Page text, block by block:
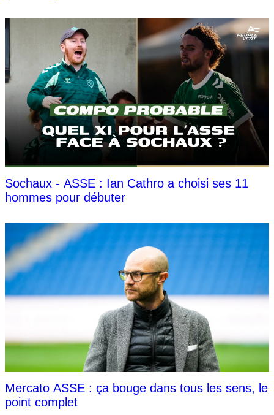
Sochaux - ASSE : Ian Cathro a choisi ses 11
hommes pour débuter
Mercato ASSE : ça bouge dans tous les sens, le
point complet